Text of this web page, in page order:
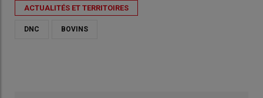
ACTUALITÉS ET TERRITOIRES
DNC BOVINS